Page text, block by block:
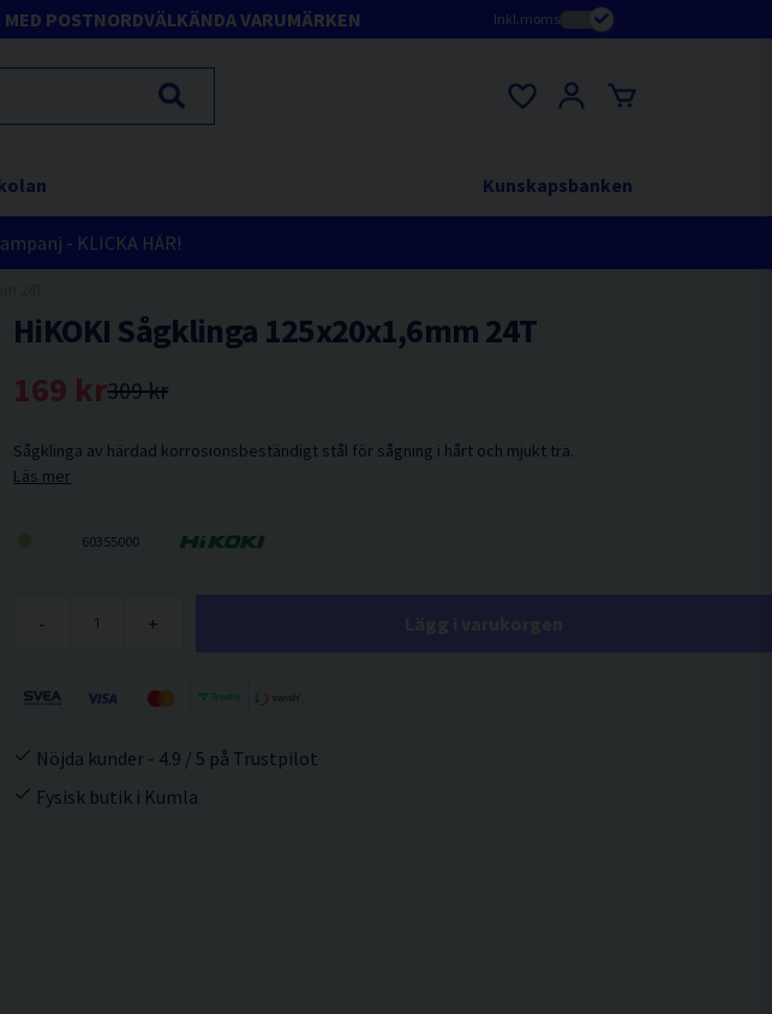
POSTNORDVÄLKÄNDA VARUMÄRKEN Inkl.moms
Kunskapsbanken
- KLICKA HÄR!
HiKOKI Sågklinga 125x20x1,6mm 24T
309 kr
169 kr
Sågklinga av härdad korrosionsbeständigt stål för sågning i hårt och mjukt trä.
Läs mer
60355000
- +
Nöjda kunder - 4.9 / 5 på Trustpilot
Fysisk butik i Kumla